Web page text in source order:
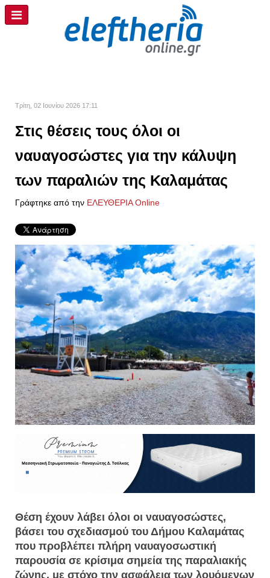
Τρίτη, 02 Ιουνίου 2026 17:11
Στις θέσεις τους όλοι οι
ναυαγοσώστες για την κάλυψη
των παραλιών της Καλαμάτας
Γράφτηκε από την ΕΛΕΥΘΕΡΙΑ Online
Θέση έχουν λάβει όλοι οι ναυαγοσώστες,
βάσει του σχεδιασμού του Δήμου Καλαμάτας
που προβλέπει πλήρη ναυαγοσωστική
παρουσία σε κρίσιμα σημεία της παραλιακής
ζώνης, με στόχο την ασφάλεια των λουόμενων